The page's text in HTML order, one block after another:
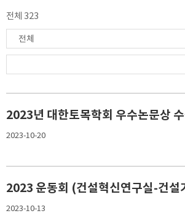
전체 323
2023년 대한토목학회 우수논문상
2023-10-20
2023 운동회 (건설혁신연구실-건설
2023-10-13